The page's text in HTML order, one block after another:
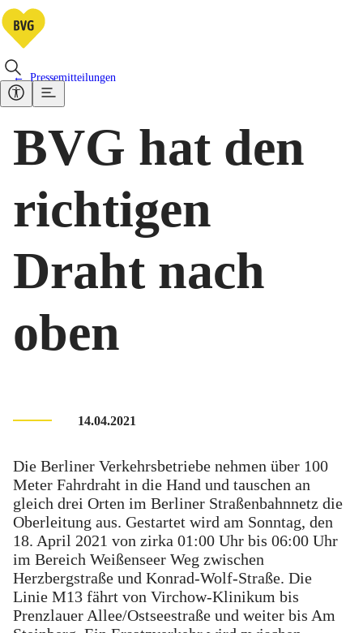
Pressemitteilungen
BVG hat den
richtigen
Draht nach
oben
14.04.2021
Die Berliner Verkehrsbetriebe nehmen über 100
Meter Fahrdraht in die Hand und tauschen an
gleich drei Orten im Berliner Straßenbahnnetz die
Oberleitung aus. Gestartet wird am Sonntag, den
18. April 2021 von zirka 01:00 Uhr bis 06:00 Uhr
im Bereich Weißenseer Weg zwischen
Herzbergstraße und Konrad-Wolf-Straße. Die
Linie M13 fährt von Virchow-Klinikum bis
Prenzlauer Allee/Ostseestraße und weiter bis Am